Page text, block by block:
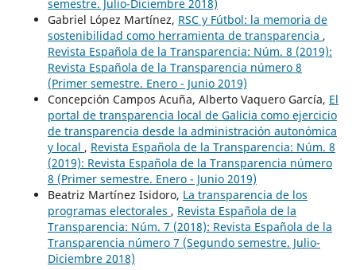
semestre. Julio-Diciembre 2018)
Gabriel López Martínez, RSC y Fútbol: la memoria de
sostenibilidad como herramienta de transparencia ,
Revista Española de la Transparencia: Núm. 8 (2019):
Revista Española de la Transparencia número 8
(Primer semestre. Enero - Junio 2019)
Concepción Campos Acuña, Alberto Vaquero García, El
portal de transparencia local de Galicia como ejercicio
de transparencia desde la administración autonómica
y local , Revista Española de la Transparencia: Núm. 8
(2019): Revista Española de la Transparencia número
8 (Primer semestre. Enero - Junio 2019)
Beatriz Martínez Isidoro, La transparencia de los
programas electorales , Revista Española de la
Transparencia: Núm. 7 (2018): Revista Española de la
Transparencia número 7 (Segundo semestre. Julio-
Diciembre 2018)